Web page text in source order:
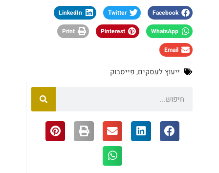
Facebook
Twitter
LinkedIn
WhatsApp
Pinterest
Print
Email
ייעוץ לעסקים, פייסבוק